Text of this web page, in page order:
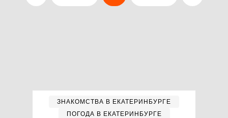
ЗНАКОМСТВА В ЕКАТЕРИНБУРГЕ
ПОГОДА В ЕКАТЕРИНБУРГЕ